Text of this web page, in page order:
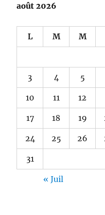
août 2026
L M M
3 4 5
10 11 12
17 18 19
24 25 26
31
« Juil